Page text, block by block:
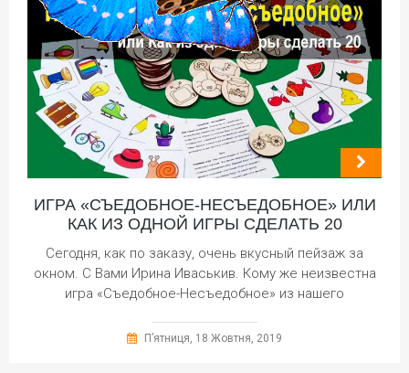
ИГРА «СЪЕДОБНОЕ-НЕСЪЕДОБНОЕ» ИЛИ
КАК ИЗ ОДНОЙ ИГРЫ СДЕЛАТЬ 20
Сегодня, как по заказу, очень вкусный пейзаж за
окном. С Вами Ирина Иваськив. Кому же неизвестна
игра «Съедобное-Несъедобное» из нашего
П’ятниця, 18 Жовтня, 2019